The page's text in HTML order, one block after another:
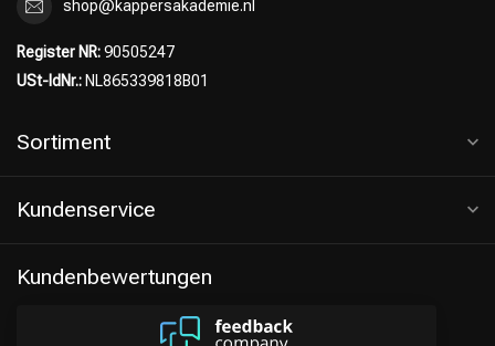
shop@kappersakademie.nl
Register NR:90505247
USt-IdNr.: NL865339818B01
Sortiment
Kundenservice
Kundenbewertungen